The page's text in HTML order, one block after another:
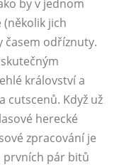
by v jednom
(několik jich
časem odříznuty.
království a
cutscenů. Když už
herecké
zpracování je
prvních pár bitů